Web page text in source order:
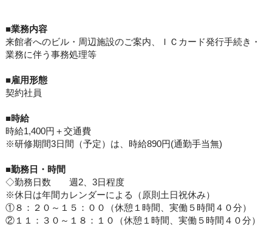
■業務内容
来館者へのビル・周辺施設のご案内、ＩＣカード発行手続き・
業務に伴う事務処理等
■雇用形態
契約社員
■時給
時給1,400円＋交通費
※研修期間3日間（予定）は、時給890円(通勤手当無)
■勤務日・ 時間
◇勤務日数 週2、3日程度
※休日は年間カレンダーによる（原則土日祝休み）
①８：２０～１５：００（休憩１時間、実働５時間４０分）
②１１：３０～１８：１０（休憩１時間、実働５時間４０分）